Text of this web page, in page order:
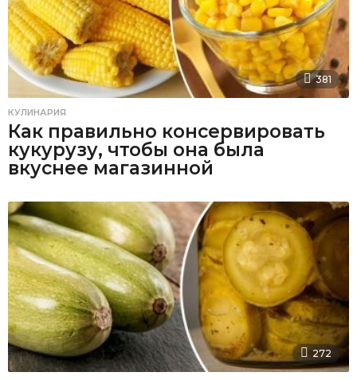
381
КУЛИНАРИЯ
Как правильно консервировать
кукурузу, чтобы она была
вкуснее магазинной
272